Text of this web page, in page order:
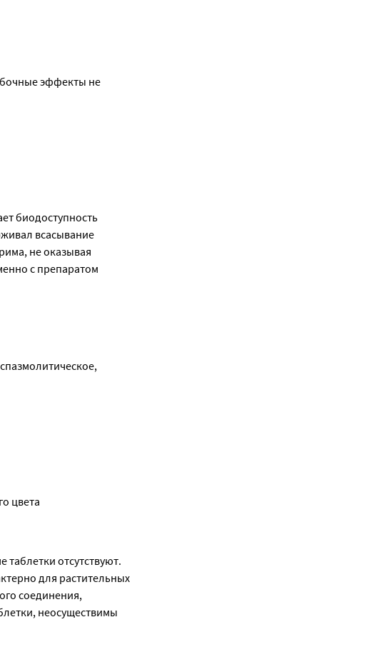
эффекты не
биодоступность
всасывание
не оказывая
с препаратом
цвета
отсутствуют.
для растительных
соединения,
неосуществимы